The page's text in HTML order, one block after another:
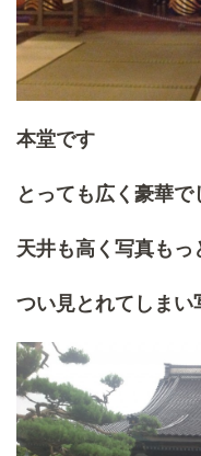
本堂です
とっても広く豪華で
天井も高く写真も
つい見とれてしま